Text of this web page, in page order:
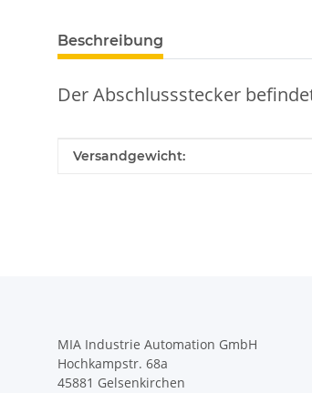
Beschreibung
Der Abschlussstecker
Produkteigenschaft
Wert
Versandgewicht:
MIA Industrie Automation GmbH
Hochkampstr. 68a
45881 Gelsenkirchen